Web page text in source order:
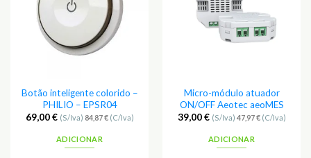
Botão inteligente colorido –
PHILIO – EPSR04
69,00€ (S/Iva) 84,87€(C/Iva)
ADICIONAR
Micro-módulo atuador
ON/OFF Aeotec aeoMES
39,00€ (S/Iva) 47,97€(C/Iva)
ADICIONAR